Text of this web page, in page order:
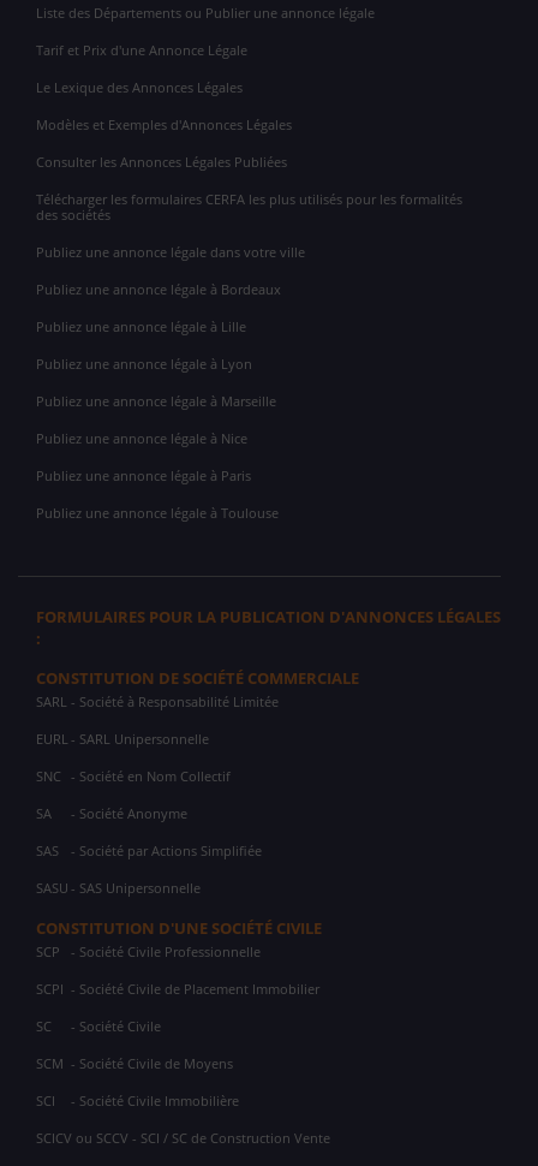
Liste des Départements ou Publier une annonce légale
Tarif et Prix d'une Annonce Légale
Le Lexique des Annonces Légales
Modèles et Exemples d'Annonces Légales
Consulter les Annonces Légales Publiées
Télécharger les formulaires CERFA les plus utilisés pour les formalités
des sociétés
Publiez une annonce légale dans votre ville
Publiez une annonce légale à Bordeaux
Publiez une annonce légale à Lille
Publiez une annonce légale à Lyon
Publiez une annonce légale à Marseille
Publiez une annonce légale à Nice
Publiez une annonce légale à Paris
Publiez une annonce légale à Toulouse
FORMULAIRES POUR LA PUBLICATION D'ANNONCES LÉGALES
:
CONSTITUTION DE SOCIÉTÉ COMMERCIALE
SARL - Société à Responsabilité Limitée
EURL - SARL Unipersonnelle
SNC - Société en Nom Collectif
SA - Société Anonyme
SAS - Société par Actions Simplifiée
SASU - SAS Unipersonnelle
CONSTITUTION D'UNE SOCIÉTÉ CIVILE
SCP - Société Civile Professionnelle
SCPI - Société Civile de Placement Immobilier
SC - Société Civile
SCM - Société Civile de Moyens
SCI - Société Civile Immobilière
SCICV ou SCCV - SCI / SC de Construction Vente